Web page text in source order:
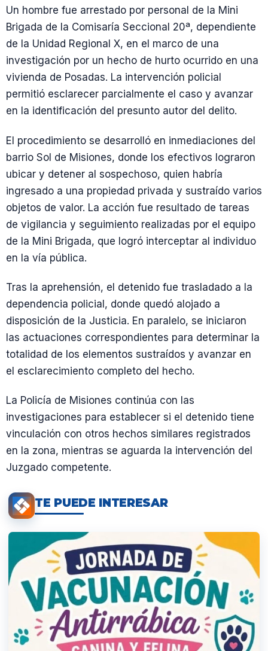
Un hombre fue arrestado por personal de la Mini
Brigada de la Comisaría Seccional 20ª, dependiente
de la Unidad Regional X, en el marco de una
investigación por un hecho de hurto ocurrido en una
vivienda de Posadas. La intervención policial
permitió esclarecer parcialmente el caso y avanzar
en la identificación del presunto autor del delito.
El procedimiento se desarrolló en inmediaciones del
barrio Sol de Misiones, donde los efectivos lograron
ubicar y detener al sospechoso, quien habría
ingresado a una propiedad privada y sustraído varios
objetos de valor. La acción fue resultado de tareas
de vigilancia y seguimiento realizadas por el equipo
de la Mini Brigada, que logró interceptar al individuo
en la vía pública.
Tras la aprehensión, el detenido fue trasladado a la
dependencia policial, donde quedó alojado a
disposición de la Justicia. En paralelo, se iniciaron
las actuaciones correspondientes para determinar la
totalidad de los elementos sustraídos y avanzar en
el esclarecimiento completo del hecho.
La Policía de Misiones continúa con las
investigaciones para establecer si el detenido tiene
vinculación con otros hechos similares registrados
en la zona, mientras se aguarda la intervención del
Juzgado competente.
TE PUEDE INTERESAR